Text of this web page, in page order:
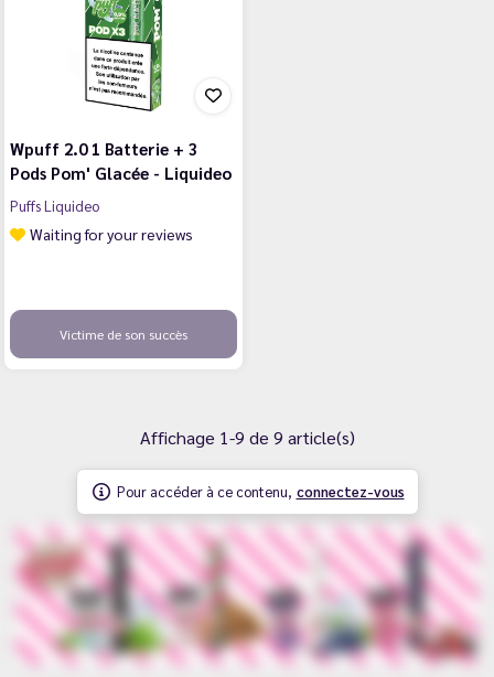
Wpuff 2.0 1 Batterie + 3
Pods Pom' Glacée - Liquideo
Puffs Liquideo
Waiting for your reviews
Victime de son succès
Affichage 1-9 de 9 article(s)
Pour accéder à ce contenu, connectez-vous